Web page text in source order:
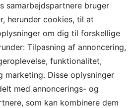
samarbejdspartnere bruger
herunder cookies, til at
om dig til forskellige
Tilpasning af annoncering,
funktionalitet,
marketing. Disse oplysninger
med annoncerings- og
som kan kombinere dem